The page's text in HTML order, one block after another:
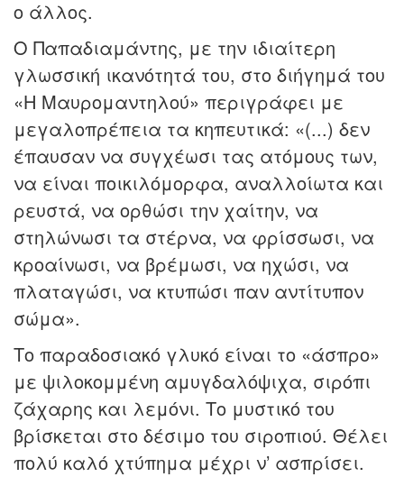
ο άλλος.
Ο Παπαδιαμάντης, με την ιδιαίτερη
γλωσσική ικανότητά του, στο διήγημά του
«Η Μαυρομαντηλού» περιγράφει με
μεγαλοπρέπεια τα κηπευτικά: «(...) δεν
έπαυσαν να συγχέωσι τας ατόμους των,
να είναι ποικιλόμορφα, αναλλοίωτα και
ρευστά, να ορθώσι την χαίτην, να
στηλώνωσι τα στέρνα, να φρίσσωσι, να
κροαίνωσι, να βρέμωσι, να ηχώσι, να
πλαταγώσι, να κτυπώσι παν αντίτυπον
σώμα».
Το παραδοσιακό γλυκό είναι το «άσπρο»
με ψιλοκομμένη αμυγδαλόψιχα, σιρόπι
ζάχαρης και λεμόνι. Το μυστικό του
βρίσκεται στο δέσιμο του σιροπιού. Θέλει
πολύ καλό χτύπημα μέχρι ν’ ασπρίσει.